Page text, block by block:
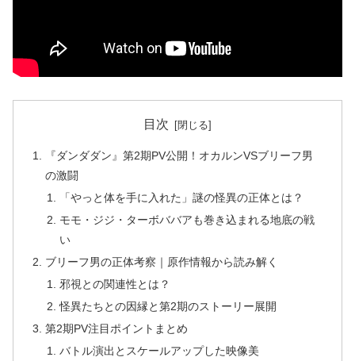
目次
『ダンダダン』第2期PV公開！オカルンVSブリーフ男
の激闘
「やっと体を手に入れた」謎の怪異の正体とは？
モモ・ジジ・ターボババアも巻き込まれる地底の戦
い
ブリーフ男の正体考察｜原作情報から読み解く
邪視との関連性とは？
怪異たちとの因縁と第2期のストーリー展開
第2期PV注目ポイントまとめ
バトル演出とスケールアップした映像美